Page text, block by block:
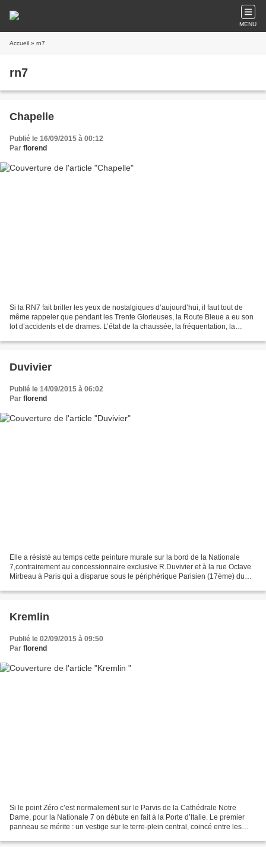
MENU
Accueil » rn7
rn7
Chapelle
Publié le 16/09/2015 à 00:12
Par florend
Si la RN7 fait briller les yeux de nostalgiques d’aujourd’hui, il faut tout de
même rappeler que pendant les Trente Glorieuses, la Route Bleue a eu son
lot d’accidents et de drames. L’état de la chaussée, la fréquentation, la
Duvivier
Publié le 14/09/2015 à 06:02
Par florend
Elle a résisté au temps cette peinture murale sur la bord de la Nationale
7,contrairement au concessionnaire exclusive R.Duvivier et à la rue Octave
Mirbeau à Paris qui a disparue sous le périphérique Parisien (17ème) du
Kremlin
Publié le 02/09/2015 à 09:50
Par florend
Si le point Zéro c’est normalement sur le Parvis de la Cathédrale Notre
Dame, pour la Nationale 7 on débute en fait à la Porte d’Italie. Le premier
panneau se mérite : un vestige sur le terre-plein central, coincé entre les